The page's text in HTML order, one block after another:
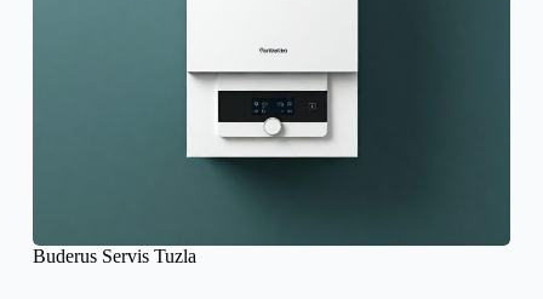
Buderus Servis Tuzla